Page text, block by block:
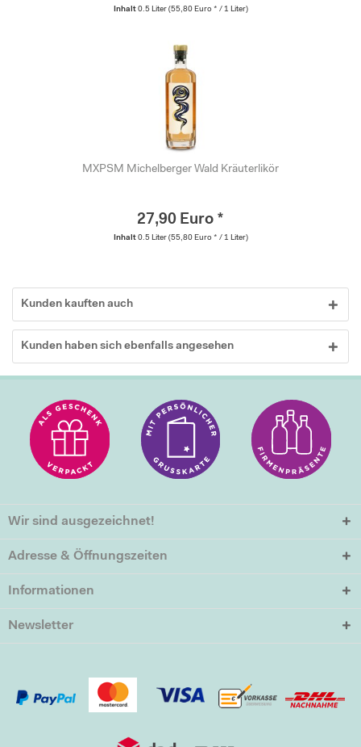
Inhalt 0.5 Liter (55,80 Euro * / 1 Liter)
MXPSM Michelberger Wald Kräuterlikör
27,90 Euro *
Inhalt 0.5 Liter (55,80 Euro * / 1 Liter)
Kunden kauften auch
Kunden haben sich ebenfalls angesehen
Wir sind ausgezeichnet!
Adresse & Öffnungszeiten
Informationen
Newsletter